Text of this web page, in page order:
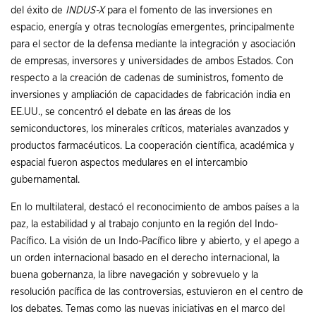
del éxito de INDUS-Xpara el fomento de las inversiones en
espacio, energía y otras tecnologías emergentes, principalmente
para el sector de la defensa mediante la integración y asociación
de empresas, inversores y universidades de ambos Estados. Con
respecto a la creación de cadenas de suministros, fomento de
inversiones y ampliación de capacidades de fabricación india en
EE.UU., se concentró el debate en las áreas de los
semiconductores, los minerales críticos, materiales avanzados y
productos farmacéuticos. La cooperación científica, académica y
espacial fueron aspectos medulares en el intercambio
gubernamental.
En lo multilateral, destacó el reconocimiento de ambos países a la
paz, la estabilidad y al trabajo conjunto en la región del Indo-
Pacífico. La visión de un Indo-Pacífico libre y abierto, y el apego a
un orden internacional basado en el derecho internacional, la
buena gobernanza, la libre navegación y sobrevuelo y la
resolución pacífica de las controversias, estuvieron en el centro de
los debates. Temas como las nuevas iniciativas en el marco del